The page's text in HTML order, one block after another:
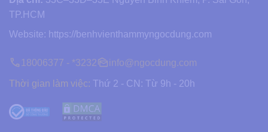
TP.HCM
Website: https://benhvienthammyngocdung.com
18006377 - *3232 info@ngocdung.com
Thời gian làm việc: Thứ 2 - CN: Từ 9h - 20h